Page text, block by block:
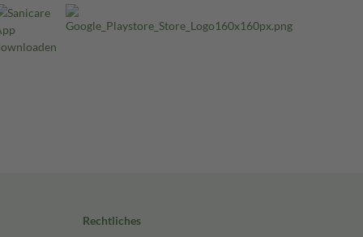
Rechtliches